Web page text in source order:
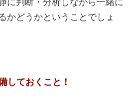
かどうかということでしょ
しておくこと！